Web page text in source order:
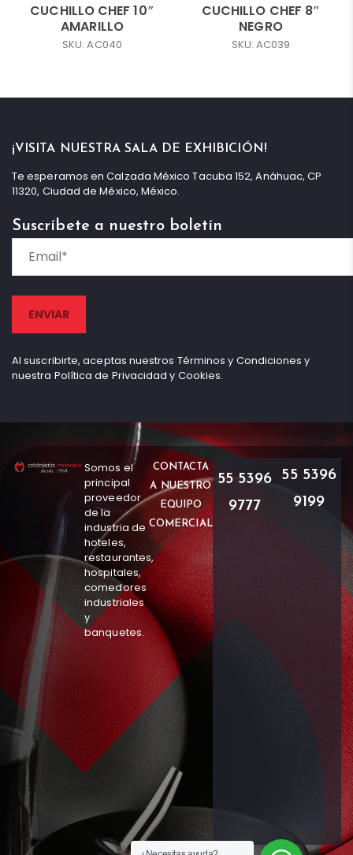
CUCHILLO CHEF 10″
AMARILLO
SKU: AC040
CUCHILLO CHEF 8″
NEGRO
SKU: AC039
¡VISITA NUESTRA SALA DE EXHIBICIÓN!
Te esperamos en Calzada México Tacuba 152, Anáhuac, CP
11320, Ciudad de México, México.
Suscríbete a nuestro boletín
Al suscribirte, aceptas nuestros Términos y Condiciones y
nuestra Política de Privacidad y Cookies.
Somos el
principal
proveedor
de la
industria de
hoteles,
restaurantes,
hospitales,
comedores
industriales
y
banquetes.
CONTACTA
A NUESTRO
EQUIPO
COMERCIAL
55 5396
9777
55 5396
9199